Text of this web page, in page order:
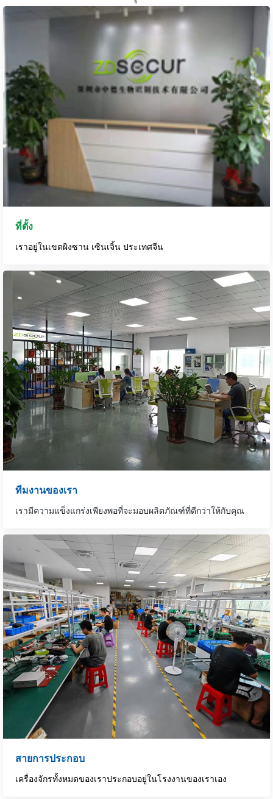
ที่ตั้ง
เราอยู่ในเขตผิงซาน เซินเจิ้น ประเทศจีน
ทีมงานของเรา
เรามีความแข็งแกร่งเพียงพอที่จะมอบผลิตภัณฑ์ที่ดีกว่าให้กับคุณ
สายการประกอบ
เครื่องจักรทั้งหมดของเราประกอบอยู่ในโรงงานของเราเอง